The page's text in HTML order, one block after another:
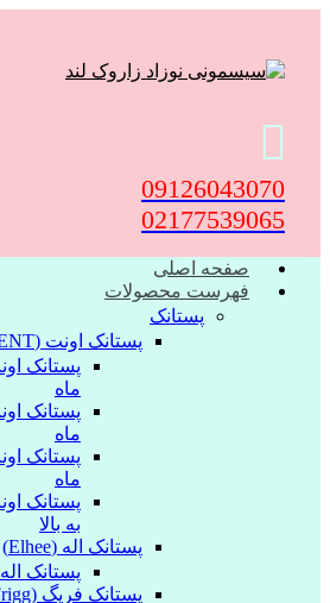
09126043070
02177539065
صفحه اصلی
فهرست محصولات
پستانک
پستانک اونت (AVENT)
ماه
ماه
ماه
به بالا
پستانک اله (Elhee)
پستانک اله 0 تا 6 ماه
پستانک فریگ (Frigg)